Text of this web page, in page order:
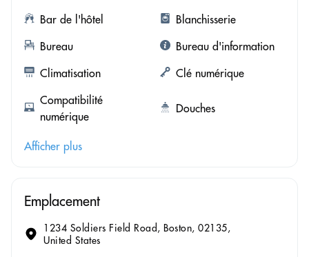
Bar de l'hôtel
Blanchisserie
Bureau
Bureau d'information
Climatisation
Clé numérique
Compatibilité
numérique
Douches
Afficher plus
Emplacement
1234 Soldiers Field Road, Boston, 02135,
United States